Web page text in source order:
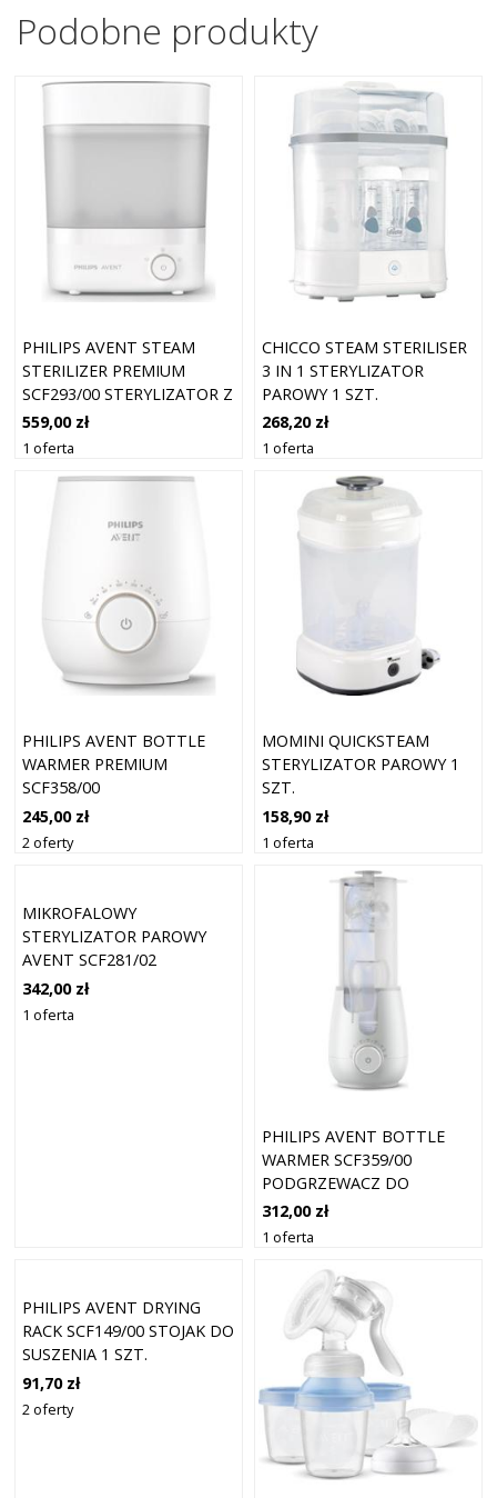
Podobne produkty
PHILIPS AVENT STEAM
STERILIZER PREMIUM
SCF293/00 STERYLIZATOR Z
FUNKCJĄ SUSZENIA 1 SZT.
559,00 zł
1 oferta
CHICCO STEAM STERILISER
3 IN 1 STERYLIZATOR
PAROWY 1 SZT.
268,20 zł
1 oferta
PHILIPS AVENT BOTTLE
WARMER PREMIUM
SCF358/00
WIELOFUNKCYJNY
PODGRZEWACZ DO
BUTELEK DLA NIEMOWLĄT
245,00 zł
2 oferty
MOMINI QUICKSTEAM
STERYLIZATOR PAROWY 1
SZT.
158,90 zł
1 oferta
MIKROFALOWY
STERYLIZATOR PAROWY
AVENT SCF281/02
342,00 zł
1 oferta
PHILIPS AVENT BOTTLE
WARMER SCF359/00
PODGRZEWACZ DO
BUTELEK I STERYLIZATOR 2
W 1 1 SZT.
312,00 zł
1 oferta
PHILIPS AVENT DRYING
RACK SCF149/00 STOJAK DO
SUSZENIA 1 SZT.
91,70 zł
2 oferty